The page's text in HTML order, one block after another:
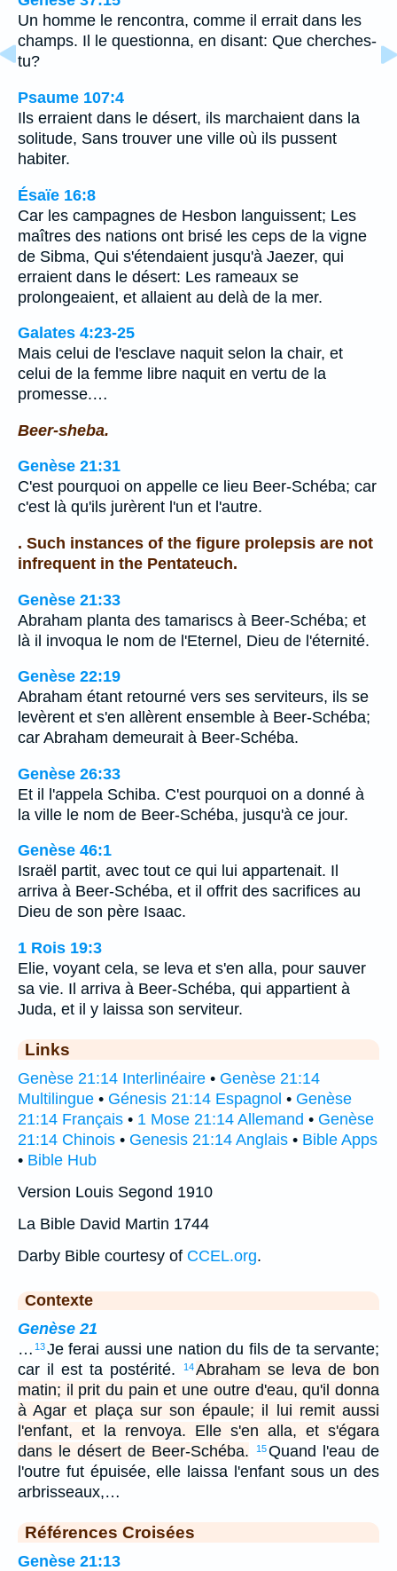
Un homme le rencontra, comme il errait dans les
champs. Il le questionna, en disant: Que cherches-
tu?
Psaume 107:4
Ils erraient dans le désert, ils marchaient dans la
solitude, Sans trouver une ville où ils pussent
habiter.
Ésaïe 16:8
Car les campagnes de Hesbon languissent; Les
maîtres des nations ont brisé les ceps de la vigne
de Sibma, Qui s'étendaient jusqu'à Jaezer, qui
erraient dans le désert: Les rameaux se
prolongeaient, et allaient au delà de la mer.
Galates 4:23-25
Mais celui de l'esclave naquit selon la chair, et
celui de la femme libre naquit en vertu de la
promesse.…
Beer-sheba.
Genèse 21:31
C'est pourquoi on appelle ce lieu Beer-Schéba; car
c'est là qu'ils jurèrent l'un et l'autre.
. Such instances of the figure prolepsis are not
infrequent in the Pentateuch.
Genèse 21:33
Abraham planta des tamariscs à Beer-Schéba; et
là il invoqua le nom de l'Eternel, Dieu de l'éternité.
Genèse 22:19
Abraham étant retourné vers ses serviteurs, ils se
levèrent et s'en allèrent ensemble à Beer-Schéba;
car Abraham demeurait à Beer-Schéba.
Genèse 26:33
Et il l'appela Schiba. C'est pourquoi on a donné à
la ville le nom de Beer-Schéba, jusqu'à ce jour.
Genèse 46:1
Israël partit, avec tout ce qui lui appartenait. Il
arriva à Beer-Schéba, et il offrit des sacrifices au
Dieu de son père Isaac.
1 Rois 19:3
Elie, voyant cela, se leva et s'en alla, pour sauver
sa vie. Il arriva à Beer-Schéba, qui appartient à
Juda, et il y laissa son serviteur.
Links
Genèse 21:14 Interlinéaire • Genèse 21:14
Multilingue • Génesis 21:14 Espagnol • Genèse
21:14 Français • 1 Mose 21:14 Allemand • Genèse
21:14 Chinois • Genesis 21:14 Anglais • Bible Apps
• Bible Hub
Version Louis Segond 1910
La Bible David Martin 1744
Darby Bible courtesy of CCEL.org.
Contexte
Genèse 21
… 13Je ferai aussi une nation du fils de ta servante;
car il est ta postérité.
14Abraham se leva de bon
matin; il prit du pain et une outre d'eau, qu'il donna
à Agar et plaça sur son épaule; il lui remit aussi
l'enfant, et la renvoya. Elle s'en alla, et s'égara
dans le désert de Beer-Schéba.
15Quand l'eau de
l'outre fut épuisée, elle laissa l'enfant sous un des
arbrisseaux,…
Références Croisées
Genèse 21:13